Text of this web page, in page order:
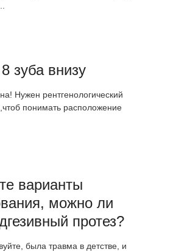
зуба внизу
Нужен рентгенологический
понимать расположение
варианты
можно ли
протез?
была травма в детстве, и